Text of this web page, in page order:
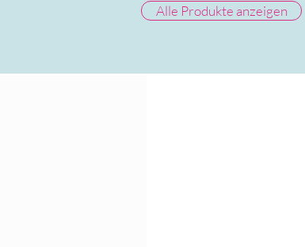
Alle Produkte anzeigen